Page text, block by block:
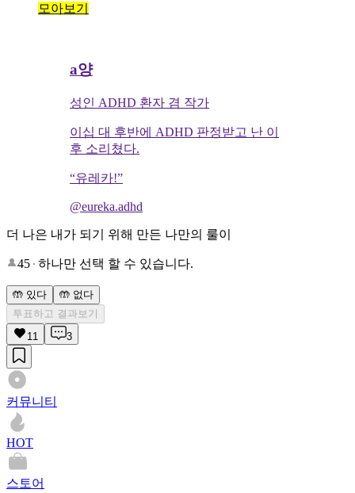
모아보기
a양
성인 ADHD 환자 겸 작가
이십 대 후반에 ADHD 판정받고 난 이
후 소리쳤다.
“유레카!”
@eureka.adhd
더 나은 내가 되기 위해 만든 나만의 룰이
45 하나만 선택 할 수 있습니다.
🤲 있다
🤲 없다
투표하고 결과보기
11
3
커뮤니티
HOT
스토어